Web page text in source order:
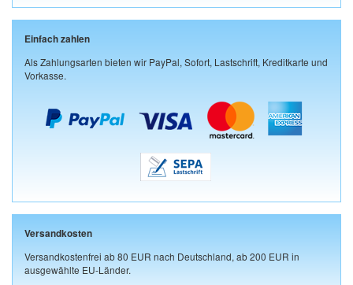
Einfach zahlen
Als Zahlungsarten bieten wir PayPal, Sofort, Lastschrift, Kreditkarte und
Vorkasse.
Versandkosten
Versandkostenfrei ab 80 EUR nach Deutschland, ab 200 EUR in
ausgewählte EU-Länder.